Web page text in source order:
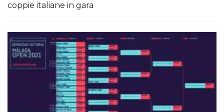
coppie italiane in gara